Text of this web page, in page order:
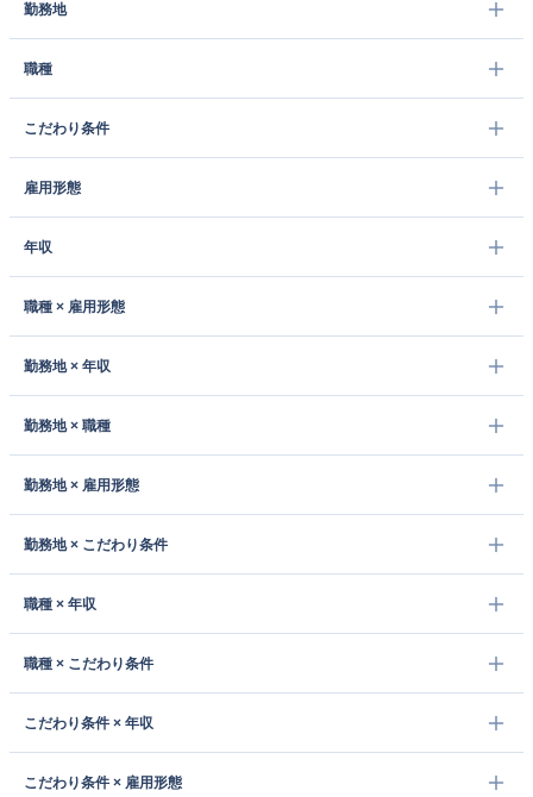
勤務地
職種
こだわり条件
雇用形態
年収
職種 × 雇用形態
勤務地 × 年収
勤務地 × 職種
勤務地 × 雇用形態
勤務地 × こだわり条件
職種 × 年収
職種 × こだわり条件
こだわり条件 × 年収
こだわり条件 × 雇用形態